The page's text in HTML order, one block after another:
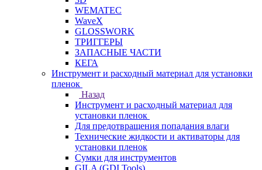
WEMATEC
WaveX
GLOSSWORK
ТРИГГЕРЫ
ЗАПАСНЫЕ ЧАСТИ
КЕГА
Инструмент и расходный материал для установки
пленок
Назад
Инструмент и расходный материал для
установки пленок
Для предотвращения попадания влаги
Технические жидкости и активаторы для
установки пленок
Сумки для инструментов
GILA (GDI Tools)